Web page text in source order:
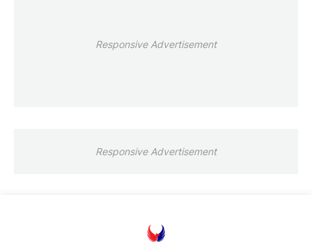
Responsive Advertisement
Responsive Advertisement